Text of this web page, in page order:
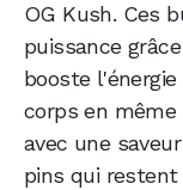
OG Kush. Ces
puissance
booste
corps en
avec une
pins qui